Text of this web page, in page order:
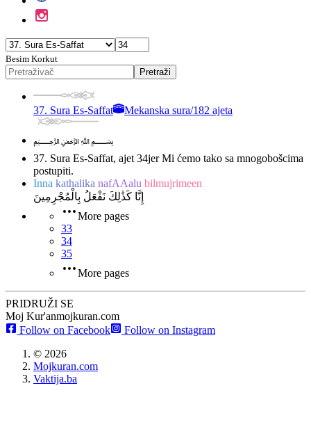
Besim Korkut
Pretraži
37. Sura Es-Saffat Mekanska sura/182 ajeta
﷽
37. Sura Es-Saffat, ajet 34jer Mi ćemo tako sa mnogobošcima
postupiti.
Inna kathalika nafAAalu bilmujrimeen
إِنَّا كَذَٰلِكَ نَفْعَلُ بِالْمُجْرِمِينَ
More pages
33
34
35
More pages
PRIDRUŽI SE
Moj Kur'anmojkuran.com
Follow on Facebook
Follow on Instagram
© 2026
Mojkuran.com
Vaktija.ba